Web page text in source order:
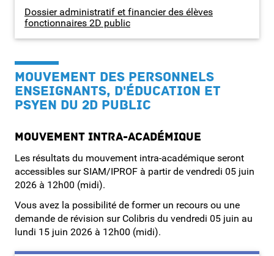
Personnels BIATPSS
Mes demandes
Assistance
Dossier administratif et financier des élèves
fonctionnaires 2D public
MOUVEMENT DES PERSONNELS
ENSEIGNANTS, D'ÉDUCATION ET
PSYEN DU 2D PUBLIC
Mouvement intra-académique
Les résultats du mouvement intra-académique seront
accessibles sur SIAM/IPROF à partir de vendredi 05 juin
2026 à 12h00 (midi).
Vous avez la possibilité de former un recours ou une
demande de révision sur Colibris du vendredi 05 juin au
lundi 15 juin 2026 à 12h00 (midi).